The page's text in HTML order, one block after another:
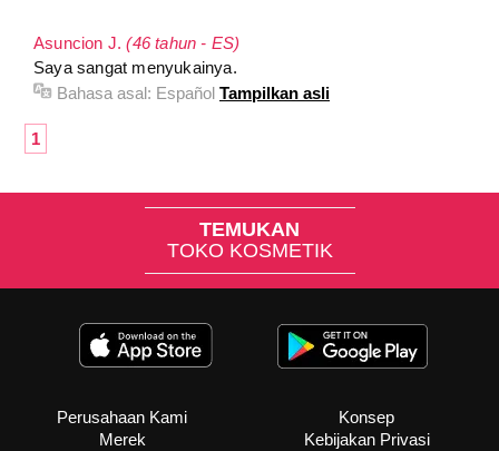
Asuncion J.(46 tahun - ES)
Saya sangat menyukainya.
Bahasa asal: Español Tampilkan asli
1
TEMUKAN
TOKO KOSMETIK
Perusahaan Kami
Merek
Konsep
Kebijakan Privasi